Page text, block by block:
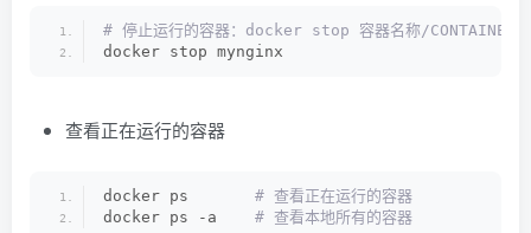
# 停止运行的容器：docker stop 容器名称/CONTAINER
docker stop mynginx
查看正在运行的容器
docker ps
# 查看正在运行的容器
docker ps -a
# 查看本地所有的容器